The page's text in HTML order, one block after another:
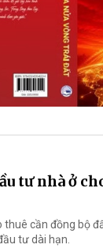
tư nhà ở
thuê cần đồng bộ
tư dài hạn.